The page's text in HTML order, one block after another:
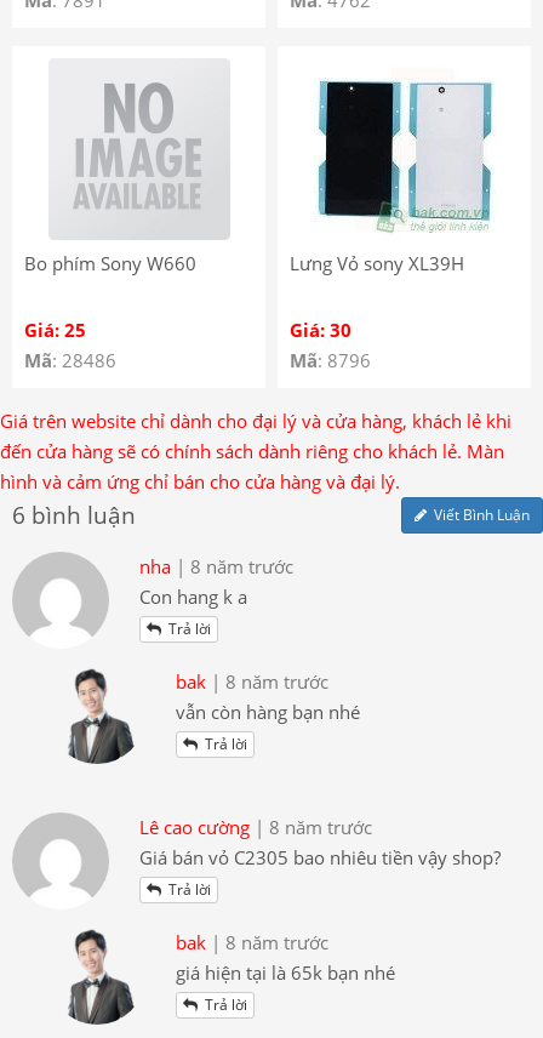
Bo phím Sony W660
Giá: 25
Mã: 28486
Lưng Vỏ sony XL39H
Giá: 30
Mã: 8796
Giá trên website chỉ dành cho đại lý và cửa hàng, khách lẻ khi
đến cửa hàng sẽ có chính sách dành riêng cho khách lẻ. Màn
hình và cảm ứng chỉ bán cho cửa hàng và đại lý.
6 bình luận Viết Bình Luận
nha | 8 năm trước
Con hang k a
Trả lời
bak | 8 năm trước
vẫn còn hàng bạn nhé
Trả lời
Lê cao cường | 8 năm trước
Giá bán vỏ C2305 bao nhiêu tiền vậy shop?
Trả lời
bak | 8 năm trước
giá hiện tại là 65k bạn nhé
Trả lời